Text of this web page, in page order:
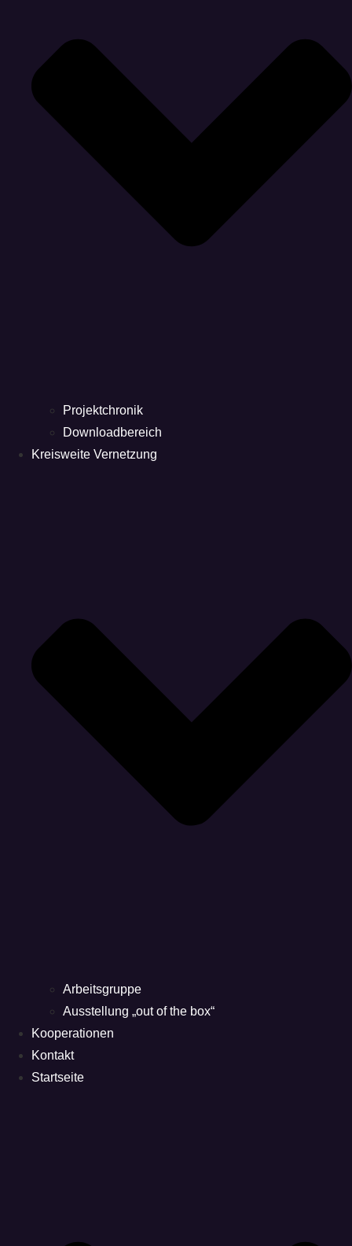
Projektchronik
Downloadbereich
Kreisweite Vernetzung
Arbeitsgruppe
Ausstellung „out of the box“
Kooperationen
Kontakt
Startseite